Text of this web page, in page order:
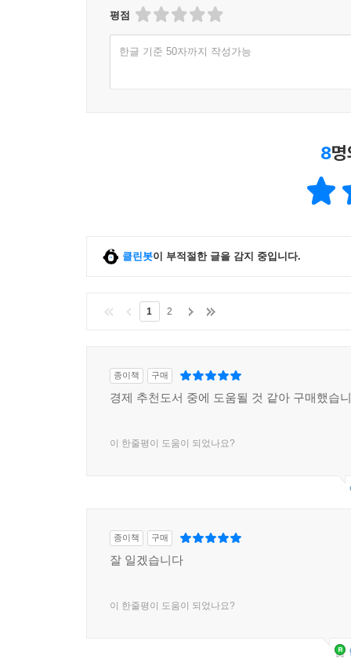
병을 다시 캐내도록 한다. 그러면 실업 문제가
(238쪽).
세금(보관료)을 매겨 아예 현찰을 없애자는 논
중앙은행의 새로운 화폐 실험들은 도탄에 빠진
광범위한 해악을 끼칠 수 있다. 우리가 비판적 시
평점
한글 기준 50자까지 작성가능
8
클린봇이 부적절한 글을 감지 중입니다.
1 2
종이책 구매
경제 추천도서 중에 도움될 것 같아 구매했습
이 한줄평이 도움이 되었나요?
종이책 구매
잘 일겠습니다
이 한줄평이 도움이 되었나요?